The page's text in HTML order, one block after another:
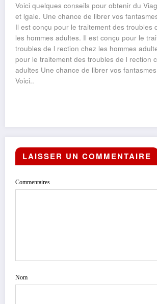
Voici quelques conseils pour obtenir du
et lgale. Une chance de librer vos
Il est conçu pour le traitement des troubles
les hommes adultes. Il est conçu pour le
troubles de l rection chez les hommes
pour le traitement des troubles de l rection
adultes Une chance de librer vos
Voici..
LAISSER UN COMMENTAIRE
Commentaires
Nom